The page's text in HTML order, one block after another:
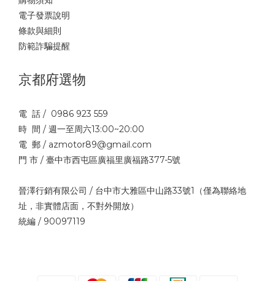
電子發票說明
條款與細則
防範詐騙提醒
京都府選物
電 話 / 0986 923 559
時 間 / 週一至周六13:00~20:00
電 郵 / azmotor89@gmail.com
門 市 / 臺中市西屯區廣福里廣福路377-5號
晉澤行銷有限公司 / 台中市大雅區中山路33號1（僅為聯絡地
址，非實體店面，不對外開放）
統編 / 90097119